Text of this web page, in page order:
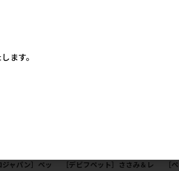
ジャパン］ペッ
［デビフペット］ささみ＆レ
［
ます。